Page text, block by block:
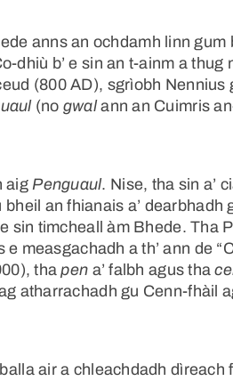
anns an ochdamh linn gum
dhiù b’ e sin an t-ainm a thug
(800 AD), sgrìobh Nennius
(no gwalann an Cuimris
aigPenguaul. Nise, tha sin a’
an fhianais a’ dearbhadh
sin timcheall àm Bhede. Tha
e measgachadh a th’ ann de
thapen a’ falbh agus tha
atharrachadh gu Cenn-fhàil
air a chleachdadh dìreach